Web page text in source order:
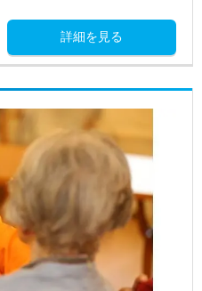
詳細を見る